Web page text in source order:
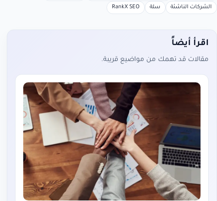
الشركات الناشئة سلة RankX SEO
اقرأ أيضاً
مقالات قد تهمك من مواضيع قريبة.